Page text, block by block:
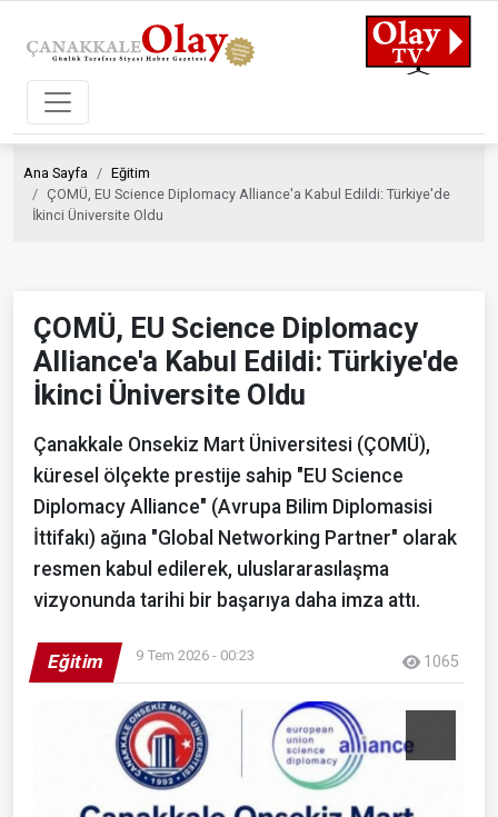
Ana Sayfa
Eğitim
ÇOMÜ, EU Science Diplomacy Alliance'a Kabul Edildi: Türkiye'de
İkinci Üniversite Oldu
ÇOMÜ, EU Science Diplomacy
Alliance'a Kabul Edildi: Türkiye'de
İkinci Üniversite Oldu
Çanakkale Onsekiz Mart Üniversitesi (ÇOMÜ),
küresel ölçekte prestije sahip "EU Science
Diplomacy Alliance" (Avrupa Bilim Diplomasisi
İttifakı) ağına "Global Networking Partner" olarak
resmen kabul edilerek, uluslararasılaşma
vizyonunda tarihi bir başarıya daha imza attı.
Eğitim 9 Tem 2026 - 00:23 1065